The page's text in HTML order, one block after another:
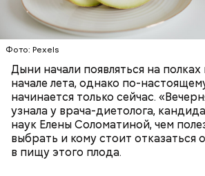
Фото: Pexels
Дыни начали появляться на полках
начале лета, однако по-
начинается только сейчас.
узнала у врача-диетолога,
наук Елены Соломатиной, чем
выбрать и кому стоит отказаться
в пищу этого плода.
лютеин и зеаксантин — эти
отлично поддерживают наше
калий — оказывает мочегонное
поддерживает сердечно-
систему и предотвращает
магний — помогает калию и не
спазмироваться.